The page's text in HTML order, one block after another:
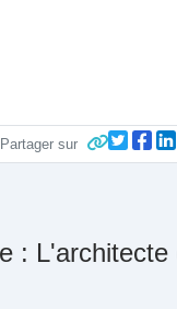
Partager sur
: L'architecte